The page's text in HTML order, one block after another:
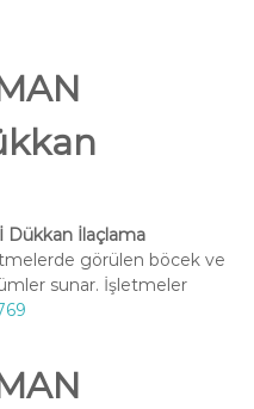
Dükkan İlaçlama
görülen böcek ve
sunar. İşletmeler